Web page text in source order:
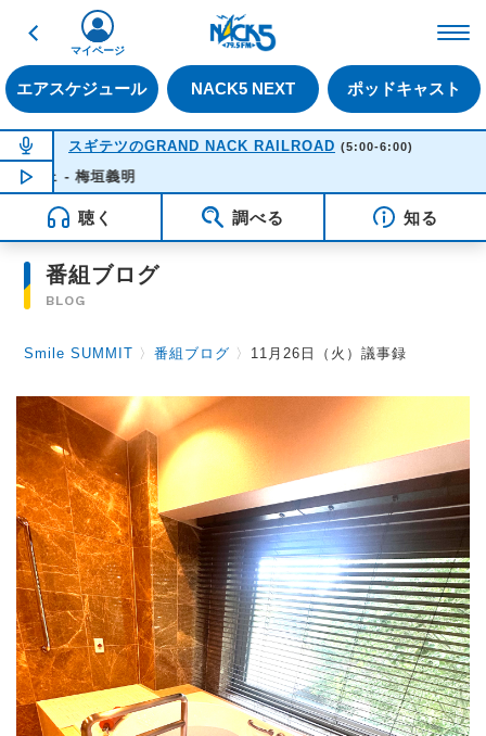
戻る
エアスケジュール NACK5 NEXT ポッドキャスト
マイページ
NOW ON AIR
スギテツのGRAND NACK RAILROAD (5:00-6:00)
NOW PLAYING
ェ - 梅垣義明
聴く 調べる 知る
番組ブログ
BLOG
Smile SUMMIT 〉番組ブログ 〉 11月26日（火）議事録